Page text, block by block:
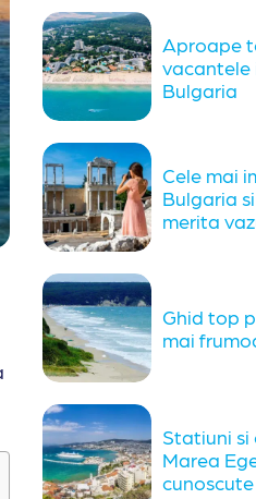
Aproape
vacantele
Bulgaria
Cele mai
Bulgaria
merita
Ghid top
mai
Statiuni si
Marea
cunoscute